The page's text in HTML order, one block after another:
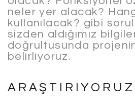
neler yer alacak?
kullanılacak? gibi
sizden aldığımız
doğrultusunda
belirliyoruz.
ARAŞTIRIYORUZ